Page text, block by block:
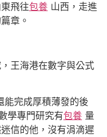
飛往包養 山西，走進
章。
王海港在數字與公式
能完成厚積薄發的後
學專門研究有包養 量
信的他，沒有涓滴遲